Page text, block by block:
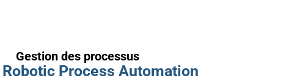
Gestion des processus
Robotic Process Automation